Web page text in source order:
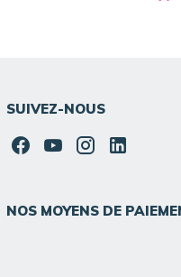
SUIVEZ-NOUS
NOS MOYENS DE